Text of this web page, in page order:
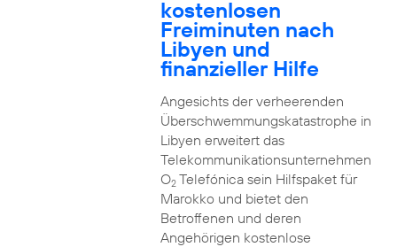
kostenlosen
Freiminuten nach
Libyen und
finanzieller Hilfe
Angesichts der verheerenden
Überschwemmungskatastrophe in
Libyen erweitert das
Telekommunikationsunternehmen
O2Telefónica sein Hilfspaket für
Marokko und bietet den
Betroffenen und deren
Angehörigen kostenlose